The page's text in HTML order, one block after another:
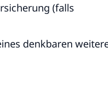
(falls
denkbaren